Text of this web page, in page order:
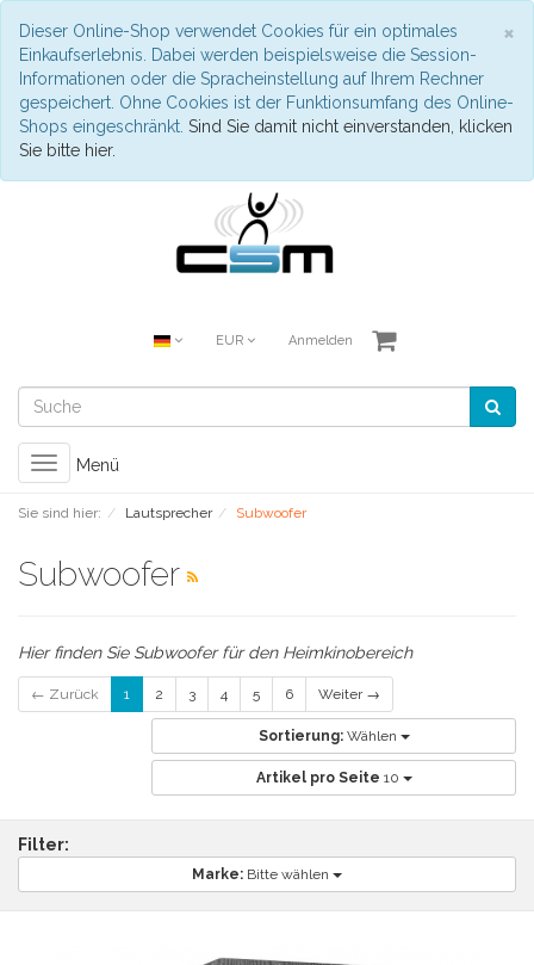
×
Dieser Online-Shop verwendet Cookies für ein optimales
Einkaufserlebnis. Dabei werden beispielsweise die Session-
Informationen oder die Spracheinstellung auf Ihrem Rechner
gespeichert. Ohne Cookies ist der Funktionsumfang des Online-
Shops eingeschränkt. Sind Sie damit nicht einverstanden, klicken
Sie bitte hier.
EUR Anmelden
Toggle
navigation
Menü
Sie sind hier: Lautsprecher Subwoofer
Subwoofer
Hier finden Sie Subwoofer für den Heimkinobereich
← Zurück 1 2 3 4 5 6 Weiter →
Sortierung: Wählen
Artikel pro Seite 10
Filter:
Marke: Bitte wählen